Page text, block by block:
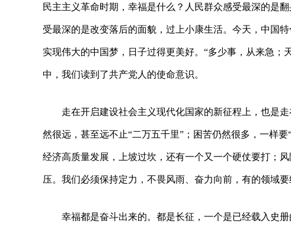
民主主义革命时期，幸福是什么？人民群众感受最深的是
受最深的是改变落后的面貌，过上小康生活。今天，中国
实现伟大的中国梦，日子过得更美好。“多少事，从来急
中，我们读到了共产党人的使命意识。
走在开启建设社会主义现代化国家的新征程上，也是
然很远，甚至远不止“二万五千里”；困苦仍然很多，一样
经济高质量发展，上坡过坎，还有一个又一个硬仗要打；
压。我们必须保持定力，不畏风雨、奋力向前，有的领域
幸福都是奋斗出来的。都是长征，一个是已经载入史